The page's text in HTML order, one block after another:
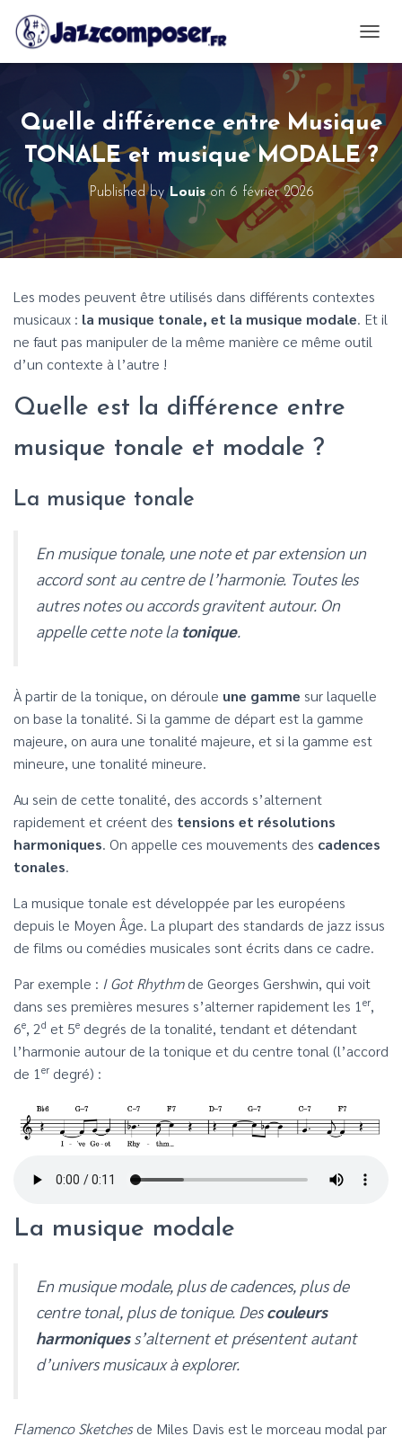
Quelle différence entre Musique
TONALE et musique MODALE ?
Published byLouison 6 février 2026
Les modes peuvent être utilisés dans différents contextes
musicaux : la musique tonale, et la musique modale. Et il
ne faut pas manipuler de la même manière ce même outil
d’un contexte à l’autre !
Quelle est la différence entre
musique tonale et modale ?
La musique tonale
En musique tonale, une note et par extension un
accord sont au centre de l’harmonie. Toutes les
autres notes ou accords gravitent autour. On
appelle cette note la tonique.
À partir de la tonique, on déroule une gamme sur laquelle
on base la tonalité. Si la gamme de départ est la gamme
majeure, on aura une tonalité majeure, et si la gamme est
mineure, une tonalité mineure.
Au sein de cette tonalité, des accords s’alternent
rapidement et créent des tensions et résolutions
harmoniques. On appelle ces mouvements des cadences
tonales.
La musique tonale est développée par les européens
depuis le Moyen Âge. La plupart des standards de jazz issus
de films ou comédies musicales sont écrits dans ce cadre.
Par exemple : I Got Rhythmde Georges Gershwin, qui voit
dans ses premières mesures s’alterner rapidement les 1 er,
6e, 2d et 5e degrés de la tonalité, tendant et détendant
l’harmonie autour de la tonique et du centre tonal (l’accord
de 1 er degré) :
La musique modale
En musique modale, plus de cadences, plus de
centre tonal, plus de tonique. Descouleurs
harmoniquess’alternent et présentent autant
d’univers musicaux à explorer.
Flamenco Sketches de Miles Davis est le morceau modal par